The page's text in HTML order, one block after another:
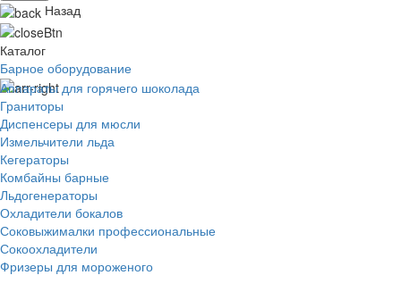
Назад
Каталог
Барное оборудование
Аппараты для горячего шоколада
Граниторы
Диспенсеры для мюсли
Измельчители льда
Кегераторы
Комбайны барные
Льдогенераторы
Охладители бокалов
Соковыжималки профессиональные
Сокоохладители
Фризеры для мороженого